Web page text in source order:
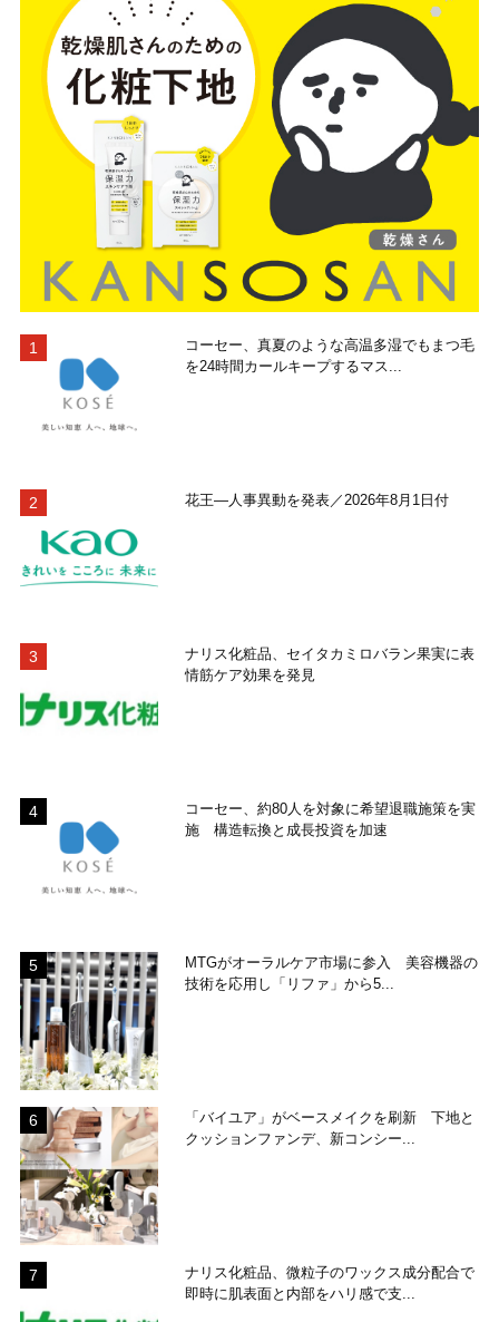
コーセー、真夏のような高温多湿でもまつ毛
を24時間カールキープするマス...
花王―人事異動を発表／2026年8月1日付
ナリス化粧品、セイタカミロバラン果実に表
情筋ケア効果を発見
コーセー、約80人を対象に希望退職施策を実
施 構造転換と成長投資を加速
MTGがオーラルケア市場に参入 美容機器の
技術を応用し「リファ」から5...
「バイユア」がベースメイクを刷新 下地と
クッションファンデ、新コンシー...
ナリス化粧品、微粒子のワックス成分配合で
即時に肌表面と内部をハリ感で支...